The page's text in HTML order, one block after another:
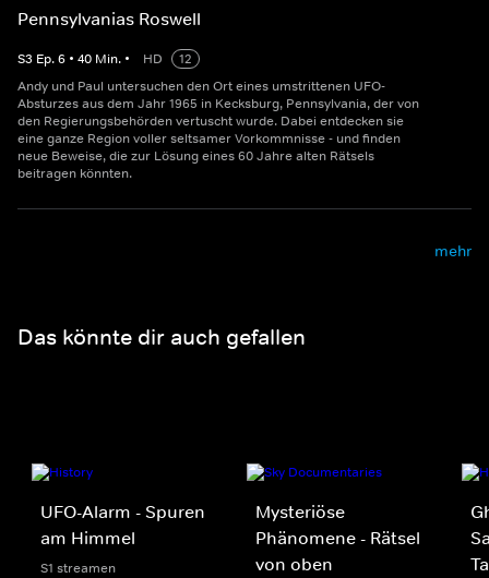
Pennsylvanias Roswell
S3 Ep.6 • 40 Min. • HD
12
Andy und Paul untersuchen den Ort eines umstrittenen UFO-
Absturzes aus dem Jahr 1965 in Kecksburg, Pennsylvania, der von
den Regierungsbehörden vertuscht wurde. Dabei entdecken sie
eine ganze Region voller seltsamer Vorkommnisse - und finden
neue Beweise, die zur Lösung eines 60 Jahre alten Rätsels
beitragen könnten.
mehr
Das könnte dir auch gefallen
UFO-Alarm - Spuren
am Himmel
S1 streamen
Mysteriöse
Phänomene - Rätsel
von oben